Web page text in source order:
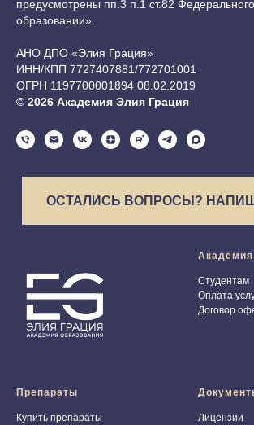
предусмотрены пп.3 п.1 ст.82
образовании».
АНО ДПО «Элия Грация»
ИНН/КПП 7727407881/772701001
ОГРН 1197700001894 08.02.2019
© 2026 Академия Элия Грация
ОСТАЛИСЬ ВОПРОСЫ?
Академия
Студентам
Оплата
Договор
Препараты
Купить препараты Лицензии